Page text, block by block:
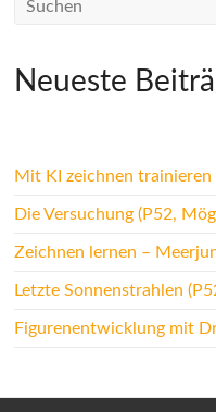
Neueste
Mit KI zeichnen trainieren
Die Versuchung (P52,
Zeichnen lernen –
Letzte Sonnenstrahlen
Figurenentwicklung mit